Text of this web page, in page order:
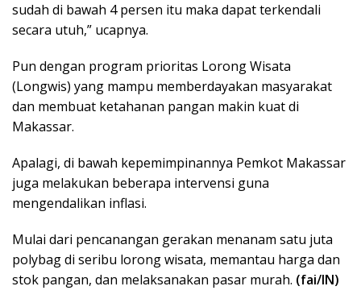
sudah di bawah 4 persen itu maka dapat terkendali
secara utuh,” ucapnya.
Pun dengan program prioritas Lorong Wisata
(Longwis) yang mampu memberdayakan masyarakat
dan membuat ketahanan pangan makin kuat di
Makassar.
Apalagi, di bawah kepemimpinannya Pemkot Makassar
juga melakukan beberapa intervensi guna
mengendalikan inflasi.
Mulai dari pencanangan gerakan menanam satu juta
polybag di seribu lorong wisata, memantau harga dan
stok pangan, dan melaksanakan pasar murah. (fai/IN)